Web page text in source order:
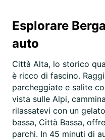
Esplorare
auto
Città Alta, lo storico
è ricco di fascino.
parcheggiate e salite
vista sulle Alpi,
rilassatevi con un
bassa, Città Bassa,
parchi. In 45 minuti di